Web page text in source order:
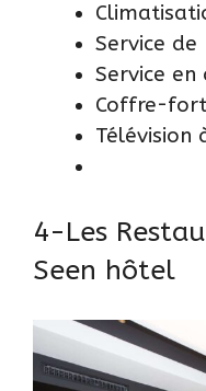
Service de
Service en
Coffre-fort
Télévision
4-Les
Seen hôtel